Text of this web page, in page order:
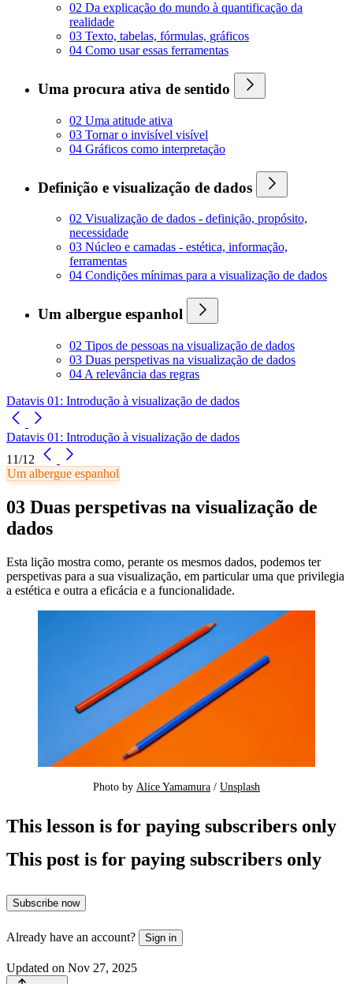
02 Da explicação do mundo à quantificação da
realidade
03 Texto, tabelas, fórmulas, gráficos
04 Como usar essas ferramentas
Uma procura ativa de sentido
02 Uma atitude ativa
03 Tornar o invisível visível
04 Gráficos como interpretação
Definição e visualização de dados
02 Visualização de dados - definição, propósito,
necessidade
03 Núcleo e camadas - estética, informação,
ferramentas
04 Condições mínimas para a visualização de dados
Um albergue espanhol
02 Tipos de pessoas na visualização de dados
03 Duas perspetivas na visualização de dados
04 A relevância das regras
Datavis 01: Introdução à visualização de dados
Datavis 01: Introdução à visualização de dados
11/12
Um albergue espanhol
03 Duas perspetivas na visualização de
dados
Esta lição mostra como, perante os mesmos dados, podemos ter
perspetivas para a sua visualização, em particular uma que privilegia
a estética e outra a eficácia e a funcionalidade.
Photo by Alice Yamamura / Unsplash
This lesson is for paying subscribers only
This post is for paying subscribers only
Subscribe now
Already have an account? Sign in
Updated on Nov 27, 2025